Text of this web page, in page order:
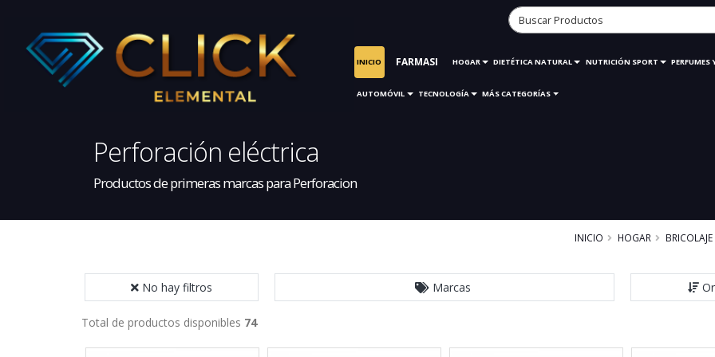
INICIO FARMASI HOGAR DIETÉTICA NATURAL NUTRICIÓN SPORT PERFUMES
AUTOMÓVIL TECNOLOGÍA MÁS CATEGORÍAS
Perforación eléctrica
Productos de primeras marcas para Perforacion
INICIO HOGAR BRICOLAJE
No hay filtros Marcas
Total de productos disponibles 74